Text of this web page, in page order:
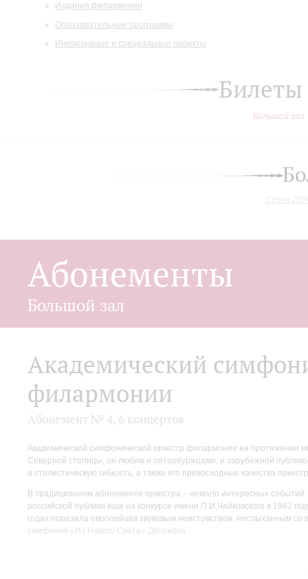
Издания филармонии
Образовательные программы
Инклюзивные и специальные проекты
Большой зал
Сезон
Абонементы
Большой зал
Академический
филармонии
Абонемент № 4, 6 концертов
Академический симфонический оркестр филармонии на протяжении
Северной столицы, он любим и петербуржцами, и зарубежной
и стилистическую гибкость, а также его превосходные качества
В традиционном абонементе оркестра – немало интересных
российской публики еще на конкурсе имени П.И.Чайковского в 1982
годах поразила европейцев звуковым неистовством, неслыханным
симфония «Из Нового Света» Дворжака.